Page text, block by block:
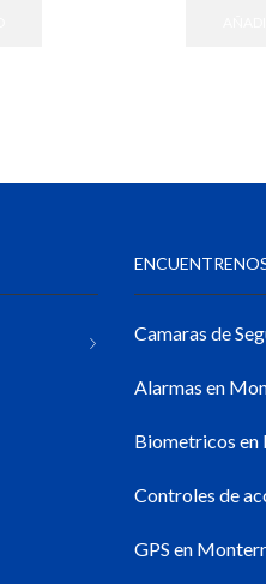
Camaras de
Alarmas en
Biometricos
Controles de
GPS en